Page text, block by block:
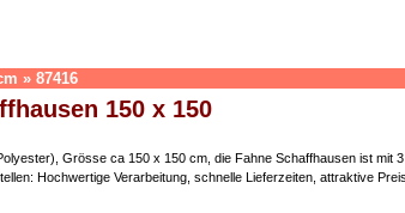
» 87416
150 x 150
Grösse ca 150 x 150 cm, die Fahne Schaffhausen ist mit
Hochwertige Verarbeitung, schnelle Lieferzeiten, attraktive